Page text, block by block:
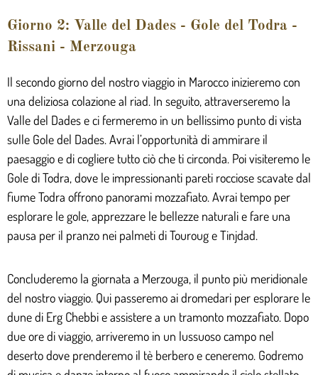
Giorno 2: Valle del Dades - Gole del Todra -
Rissani - Merzouga
Il secondo giorno del nostro viaggio in Marocco inizieremo con
una deliziosa colazione al riad. In seguito, attraverseremo la
Valle del Dades e ci fermeremo in un bellissimo punto di vista
sulle Gole del Dades. Avrai l’opportunità di ammirare il
paesaggio e di cogliere tutto ciò che ti circonda. Poi visiteremo le
Gole di Todra, dove le impressionanti pareti rocciose scavate dal
fiume Todra offrono panorami mozzafiato. Avrai tempo per
esplorare le gole, apprezzare le bellezze naturali e fare una
pausa per il pranzo nei palmeti di Touroug e Tinjdad.
Concluderemo la giornata a Merzouga, il punto più meridionale
del nostro viaggio. Qui passeremo ai dromedari per esplorare le
dune di Erg Chebbi e assistere a un tramonto mozzafiato. Dopo
due ore di viaggio, arriveremo in un lussuoso campo nel
deserto dove prenderemo il tè berbero e ceneremo. Godremo